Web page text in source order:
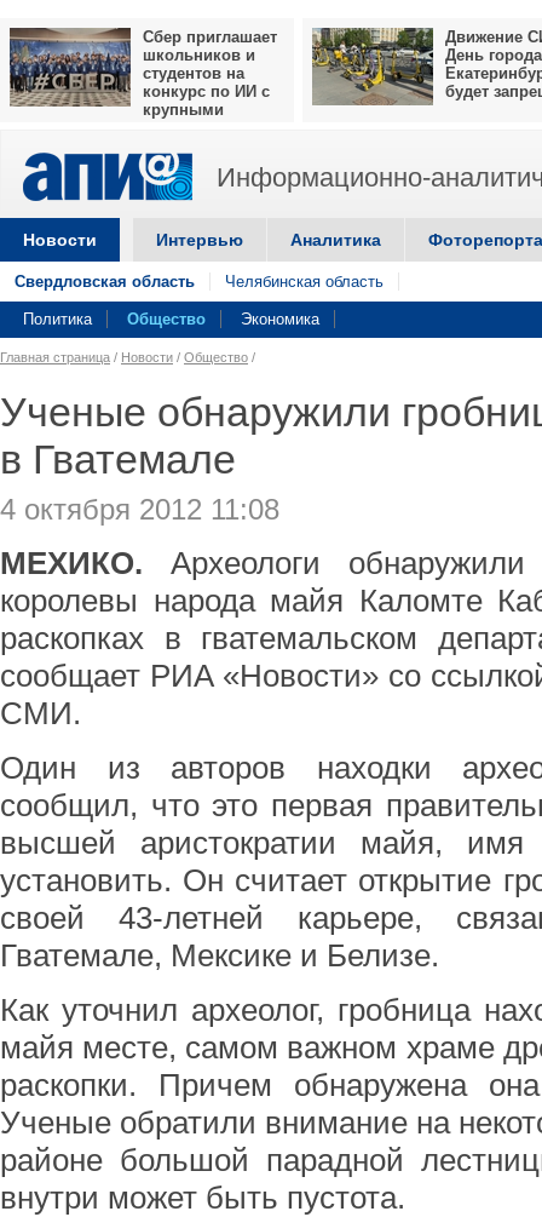
Сбер приглашает
школьников и
студентов на
конкурс по ИИ с
крупными
Движение
День города
будет
Информационно-
Новости Интервью Аналитика
Свердловская область Челябинская область
Политика Общество Экономика
Главная страница / Новости / Общество /
Ученые обнаружили
в Гватемале
4 октября 2012 11:08
МЕХИКО. Археологи
королевы народа майя Каломте
раскопках в гватемальском
сообщает РИА «Новости» со
СМИ.
Один из авторов находки
сообщил, что это первая
высшей аристократии майя, имя
установить. Он считает открытие
своей 43-летней карьере,
Гватемале, Мексике и Белизе.
Как уточнил археолог, гробница
майя месте, самом важном храме
раскопки. Причем обнаружена
Ученые обратили внимание на
районе большой парадной
внутри может быть пустота.